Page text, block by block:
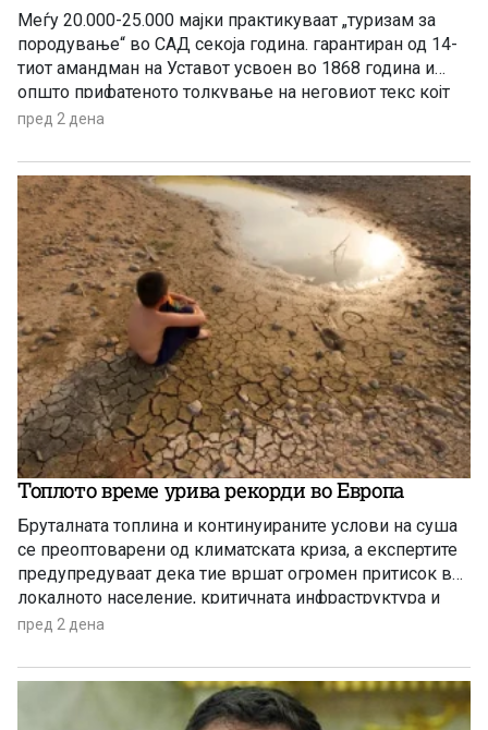
Меѓу 20.000-25.000 мајки практикуваат „туризам за
породување“ во САД секоја година. гарантиран од 14-
тиот амандман на Уставот усвоен во 1868 година и
општо прифатеното толкување на неговиот текс којт
гарантира државјанство на речиси секој роден во САД
пред 2 дена
Топлото време урива рекорди во Европа
Бруталната топлина и континуираните услови на суша
се преоптоварени од климатската криза, а експертите
предупредуваат дека тие вршат огромен притисок врз
локалното население, критичната инфраструктура и
дивиот свет низ целиот регион.
пред 2 дена